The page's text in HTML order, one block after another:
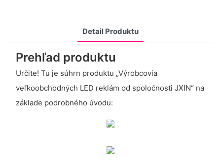
Detail Produktu
Prehľad produktu
Určite! Tu je súhrn produktu „Výrobcovia
veľkoobchodných LED reklám od spoločnosti JXIN“ na
základe podrobného úvodu: